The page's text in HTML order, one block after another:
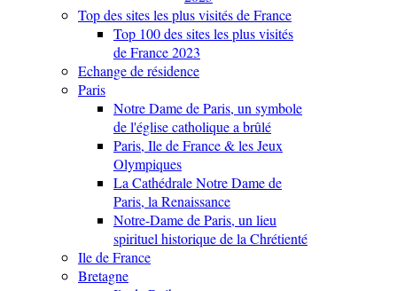
Top des sites les plus visités de France
Top 100 des sites les plus visités
de France 2023
Echange de résidence
Paris
Notre Dame de Paris, un symbole
de l'église catholique a brûlé
Paris, Ile de France & les Jeux
Olympiques
La Cathédrale Notre Dame de
Paris, la Renaissance
Notre-Dame de Paris, un lieu
spirituel historique de la Chrétienté
Ile de France
Bretagne